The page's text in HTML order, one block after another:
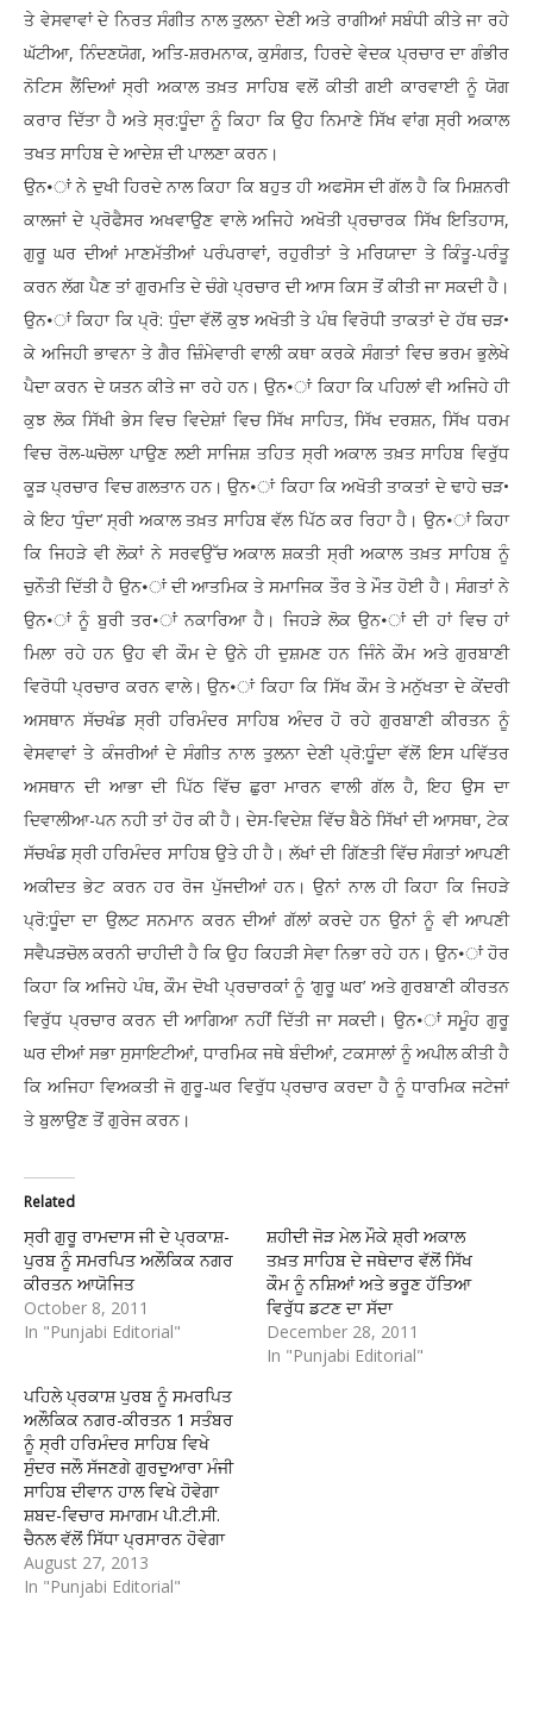
ਤੇ ਵੇਸਵਾਵਾਂ ਦੇ ਨਿਰਤ ਸੰਗੀਤ ਨਾਲ ਤੁਲਨਾ ਦੇਣੀ ਅਤੇ ਰਾਗੀਆਂ ਸਬੰਧੀ ਕੀਤੇ ਜਾ ਰਹੇ
ਘੱਟੀਆ, ਨਿੰਦਣਯੋਗ, ਅਤਿ-ਸ਼ਰਮਨਾਕ, ਕੁਸੰਗਤ, ਹਿਰਦੇ ਵੇਦਕ ਪ੍ਰਚਾਰ ਦਾ ਗੰਭੀਰ
ਨੋਟਿਸ ਲੈਂਦਿਆਂ ਸ੍ਰੀ ਅਕਾਲ ਤਖ਼ਤ ਸਾਹਿਬ ਵਲੋਂ ਕੀਤੀ ਗਈ ਕਾਰਵਾਈ ਨੂੰ ਯੋਗ
ਕਰਾਰ ਦਿੱਤਾ ਹੈ ਅਤੇ ਸ੍ਰ:ਧੂੰਦਾ ਨੂੰ ਕਿਹਾ ਕਿ ਉਹ ਨਿਮਾਣੇ ਸਿੱਖ ਵਾਂਗ ਸ੍ਰੀ ਅਕਾਲ
ਤਖਤ ਸਾਹਿਬ ਦੇ ਆਦੇਸ਼ ਦੀ ਪਾਲਣਾ ਕਰਨ।
ਉਨ•ਾਂ ਨੇ ਦੁਖੀ ਹਿਰਦੇ ਨਾਲ ਕਿਹਾ ਕਿ ਬਹੁਤ ਹੀ ਅਫਸੋਸ ਦੀ ਗੱਲ ਹੈ ਕਿ ਮਿਸ਼ਨਰੀ
ਕਾਲਜਾਂ ਦੇ ਪ੍ਰੋਫੈਸਰ ਅਖਵਾਉਣ ਵਾਲੇ ਅਜਿਹੇ ਅਖੋਤੀ ਪ੍ਰਚਾਰਕ ਸਿੱਖ ਇਤਿਹਾਸ,
ਗੁਰੂ ਘਰ ਦੀਆਂ ਮਾਣਮੱਤੀਆਂ ਪਰੰਪਰਾਵਾਂ, ਰਹੁਰੀਤਾਂ ਤੇ ਮਰਿਯਾਦਾ ਤੇ ਕਿੰਤੂ-ਪਰੰਤੂ
ਕਰਨ ਲੱਗ ਪੈਣ ਤਾਂ ਗੁਰਮਤਿ ਦੇ ਚੰਗੇ ਪ੍ਰਚਾਰ ਦੀ ਆਸ ਕਿਸ ਤੋਂ ਕੀਤੀ ਜਾ ਸਕਦੀ ਹੈ।
ਉਨ•ਾਂ ਕਿਹਾ ਕਿ ਪ੍ਰੋ: ਧੁੰਦਾ ਵੱਲੋਂ ਕੁਝ ਅਖੋਤੀ ਤੇ ਪੰਥ ਵਿਰੋਧੀ ਤਾਕਤਾਂ ਦੇ ਹੱਥ ਚੜ•
ਕੇ ਅਜਿਹੀ ਭਾਵਨਾ ਤੇ ਗੈਰ ਜ਼ਿੰਮੇਵਾਰੀ ਵਾਲੀ ਕਥਾ ਕਰਕੇ ਸੰਗਤਾਂ ਵਿਚ ਭਰਮ ਭੁਲੇਖੇ
ਪੈਦਾ ਕਰਨ ਦੇ ਯਤਨ ਕੀਤੇ ਜਾ ਰਹੇ ਹਨ। ਉਨ•ਾਂ ਕਿਹਾ ਕਿ ਪਹਿਲਾਂ ਵੀ ਅਜਿਹੇ ਹੀ
ਕੁਝ ਲੋਕ ਸਿੱਖੀ ਭੇਸ ਵਿਚ ਵਿਦੇਸ਼ਾਂ ਵਿਚ ਸਿੱਖ ਸਾਹਿਤ, ਸਿੱਖ ਦਰਸ਼ਨ, ਸਿੱਖ ਧਰਮ
ਵਿਚ ਰੋਲ-ਘਚੋਲਾ ਪਾਉਣ ਲਈ ਸਾਜਿਸ਼ ਤਹਿਤ ਸ੍ਰੀ ਅਕਾਲ ਤਖ਼ਤ ਸਾਹਿਬ ਵਿਰੁੱਧ
ਕੂੜ ਪ੍ਰਚਾਰ ਵਿਚ ਗਲਤਾਨ ਹਨ। ਉਨ•ਾਂ ਕਿਹਾ ਕਿ ਅਖੋਤੀ ਤਾਕਤਾਂ ਦੇ ਢਾਹੇ ਚੜ•
ਕੇ ਇਹ ‘ਧੁੰਦਾ’ ਸ੍ਰੀ ਅਕਾਲ ਤਖ਼ਤ ਸਾਹਿਬ ਵੱਲ ਪਿੱਠ ਕਰ ਰਿਹਾ ਹੈ। ਉਨ•ਾਂ ਕਿਹਾ
ਕਿ ਜਿਹੜੇ ਵੀ ਲੋਕਾਂ ਨੇ ਸਰਵਉੱਚ ਅਕਾਲ ਸ਼ਕਤੀ ਸ੍ਰੀ ਅਕਾਲ ਤਖ਼ਤ ਸਾਹਿਬ ਨੂੰ
ਚੁਨੌਤੀ ਦਿੱਤੀ ਹੈ ਉਨ•ਾਂ ਦੀ ਆਤਮਿਕ ਤੇ ਸਮਾਜਿਕ ਤੌਰ ਤੇ ਮੌਤ ਹੋਈ ਹੈ। ਸੰਗਤਾਂ ਨੇ
ਉਨ•ਾਂ ਨੂੰ ਬੁਰੀ ਤਰ•ਾਂ ਨਕਾਰਿਆ ਹੈ। ਜਿਹੜੇ ਲੋਕ ਉਨ•ਾਂ ਦੀ ਹਾਂ ਵਿਚ ਹਾਂ
ਮਿਲਾ ਰਹੇ ਹਨ ਉਹ ਵੀ ਕੌਮ ਦੇ ਉਨੇ ਹੀ ਦੁਸ਼ਮਣ ਹਨ ਜਿੰਨੇ ਕੌਮ ਅਤੇ ਗੁਰਬਾਣੀ
ਵਿਰੋਧੀ ਪ੍ਰਚਾਰ ਕਰਨ ਵਾਲੇ। ਉਨ•ਾਂ ਕਿਹਾ ਕਿ ਸਿੱਖ ਕੌਮ ਤੇ ਮਨੁੱਖਤਾ ਦੇ ਕੇਂਦਰੀ
ਅਸਥਾਨ ਸੱਚਖੰਡ ਸ੍ਰੀ ਹਰਿਮੰਦਰ ਸਾਹਿਬ ਅੰਦਰ ਹੋ ਰਹੇ ਗੁਰਬਾਣੀ ਕੀਰਤਨ ਨੂੰ
ਵੇਸਵਾਵਾਂ ਤੇ ਕੰਜਰੀਆਂ ਦੇ ਸੰਗੀਤ ਨਾਲ ਤੁਲਨਾ ਦੇਣੀ ਪ੍ਰੋ:ਧੂੰਦਾ ਵੱਲੋਂ ਇਸ ਪਵਿੱਤਰ
ਅਸਥਾਨ ਦੀ ਆਭਾ ਦੀ ਪਿੱਠ ਵਿੱਚ ਛੁਰਾ ਮਾਰਨ ਵਾਲੀ ਗੱਲ ਹੈ, ਇਹ ਉਸ ਦਾ
ਦਿਵਾਲੀਆ-ਪਨ ਨਹੀ ਤਾਂ ਹੋਰ ਕੀ ਹੈ। ਦੇਸ-ਵਿਦੇਸ਼ ਵਿੱਚ ਬੈਠੇ ਸਿੱਖਾਂ ਦੀ ਆਸਥਾ, ਟੇਕ
ਸੱਚਖੰਡ ਸ੍ਰੀ ਹਰਿਮੰਦਰ ਸਾਹਿਬ ਉਤੇ ਹੀ ਹੈ। ਲੱਖਾਂ ਦੀ ਗਿੱਣਤੀ ਵਿੱਚ ਸੰਗਤਾਂ ਆਪਣੀ
ਅਕੀਦਤ ਭੇਟ ਕਰਨ ਹਰ ਰੋਜ ਪੁੱਜਦੀਆਂ ਹਨ। ਉਨਾਂ ਨਾਲ ਹੀ ਕਿਹਾ ਕਿ ਜਿਹੜੇ
ਪ੍ਰੋ:ਧੂੰਦਾ ਦਾ ਉਲਟ ਸਨਮਾਨ ਕਰਨ ਦੀਆਂ ਗੱਲਾਂ ਕਰਦੇ ਹਨ ਉਨਾਂ ਨੂੰ ਵੀ ਆਪਣੀ
ਸਵੈਪੜਚੋਲ ਕਰਨੀ ਚਾਹੀਦੀ ਹੈ ਕਿ ਉਹ ਕਿਹੜੀ ਸੇਵਾ ਨਿਭਾ ਰਹੇ ਹਨ। ਉਨ•ਾਂ ਹੋਰ
ਕਿਹਾ ਕਿ ਅਜਿਹੇ ਪੰਥ, ਕੌਮ ਦੋਖੀ ਪ੍ਰਚਾਰਕਾਂ ਨੂੰ ‘ਗੁਰੂ ਘਰ’ ਅਤੇ ਗੁਰਬਾਣੀ ਕੀਰਤਨ
ਵਿਰੁੱਧ ਪ੍ਰਚਾਰ ਕਰਨ ਦੀ ਆਗਿਆ ਨਹੀਂ ਦਿੱਤੀ ਜਾ ਸਕਦੀ। ਉਨ•ਾਂ ਸਮੂੰਹ ਗੁਰੂ
ਘਰ ਦੀਆਂ ਸਭਾ ਸੁਸਾਇਟੀਆਂ, ਧਾਰਮਿਕ ਜਥੇ ਬੰਦੀਆਂ, ਟਕਸਾਲਾਂ ਨੂੰ ਅਪੀਲ ਕੀਤੀ ਹੈ
ਕਿ ਅਜਿਹਾ ਵਿਅਕਤੀ ਜੋ ਗੁਰੂ-ਘਰ ਵਿਰੁੱਧ ਪ੍ਰਚਾਰ ਕਰਦਾ ਹੈ ਨੂੰ ਧਾਰਮਿਕ ਜਟੇਜਾਂ
ਤੇ ਬੁਲਾਉਣ ਤੋਂ ਗੁਰੇਜ ਕਰਨ।
Related
ਸ੍ਰੀ ਗੁਰੂ ਰਾਮਦਾਸ ਜੀ ਦੇ ਪ੍ਰਕਾਸ਼-
ਪੁਰਬ ਨੂੰ ਸਮਰਪਿਤ ਅਲੌਕਿਕ ਨਗਰ
ਕੀਰਤਨ ਆਯੋਜਿਤ
October 8, 2011
In "Punjabi Editorial"
ਸ਼ਹੀਦੀ ਜੋੜ ਮੇਲ ਮੌਕੇ ਸ਼੍ਰੀ ਅਕਾਲ
ਤਖ਼ਤ ਸਾਹਿਬ ਦੇ ਜਥੇਦਾਰ ਵੱਲੋਂ ਸਿੱਖ
ਕੌਮ ਨੂੰ ਨਸ਼ਿਆਂ ਅਤੇ ਭਰੂਣ ਹੱਤਿਆ
ਵਿਰੁੱਧ ਡਟਣ ਦਾ ਸੱਦਾ
December 28, 2011
In "Punjabi Editorial"
ਪਹਿਲੇ ਪ੍ਰਕਾਸ਼ ਪੁਰਬ ਨੂੰ ਸਮਰਪਿਤ
ਅਲੌਕਿਕ ਨਗਰ-ਕੀਰਤਨ 1 ਸਤੰਬਰ
ਨੂੰ ਸ੍ਰੀ ਹਰਿਮੰਦਰ ਸਾਹਿਬ ਵਿਖੇ
ਸੁੰਦਰ ਜਲੌ ਸੱਜਣਗੇ ਗੁਰਦੁਆਰਾ ਮੰਜੀ
ਸਾਹਿਬ ਦੀਵਾਨ ਹਾਲ ਵਿਖੇ ਹੋਵੇਗਾ
ਸ਼ਬਦ-ਵਿਚਾਰ ਸਮਾਗਮ ਪੀ.ਟੀ.ਸੀ.
ਚੈਨਲ ਵੱਲੋਂ ਸਿੱਧਾ ਪ੍ਰਸਾਰਨ ਹੋਵੇਗਾ
August 27, 2013
In "Punjabi Editorial"